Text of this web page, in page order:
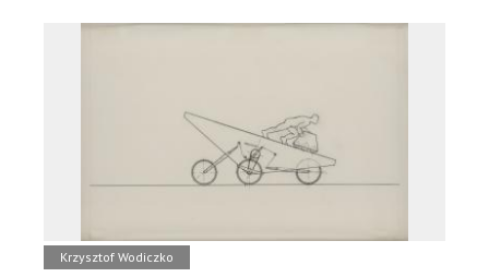
Krzysztof Wodiczko